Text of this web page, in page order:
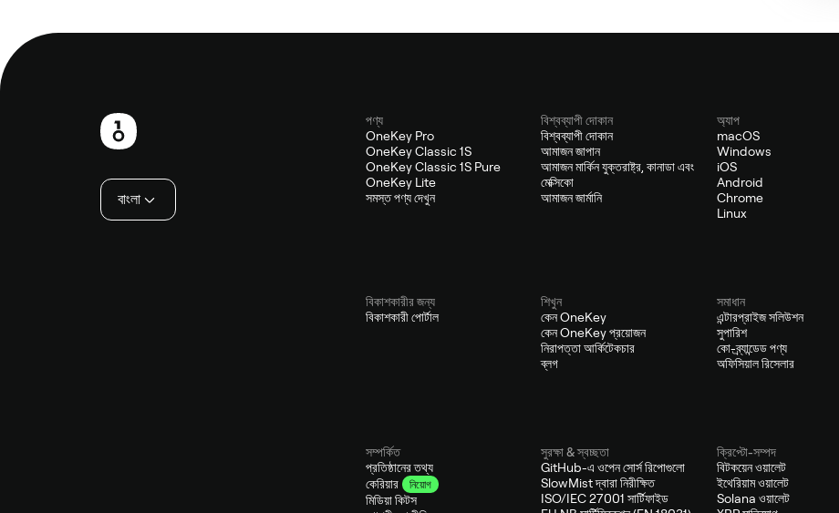
বাংলা
পণ্য
OneKey Pro
OneKey Classic 1S
OneKey Classic 1S Pure
OneKey Lite
সমস্ত পণ্য দেখুন
বিশ্বব্যাপী দোকান
বিশ্বব্যাপী দোকান
আমাজন জাপান
আমাজন মার্কিন যুক্তরাষ্ট্র, কানাডা এবং
মেক্সিকো
আমাজন জার্মানি
অ্যাপ
macOS
Windows
iOS
Android
Chrome
Linux
বিকাশকারীর জন্য
বিকাশকারী পোর্টাল
শিখুন
কেন OneKey
কেন OneKey প্রয়োজন
নিরাপত্তা আর্কিটেকচার
ব্লগ
সমাধান
এন্টারপ্রাইজ সলিউশন
সুপারিশ
কো-ব্র্যান্ডেড পণ্য
অফিসিয়াল রিসেলার
সম্পর্কিত
প্রতিষ্ঠানের তথ্য
কেরিয়ার
নিয়োগ
মিডিয়া কিটস
সুরক্ষা & স্বচ্ছতা
GitHub-এ ওপেন সোর্স রিপোগুলো
SlowMist দ্বারা নিরীক্ষিত
ISO/IEC 27001 সার্টিফাইড
ক্রিপ্টো-সম্পদ
বিটকয়েন ওয়ালেট
ইথেরিয়াম ওয়ালেট
Solana ওয়ালেট